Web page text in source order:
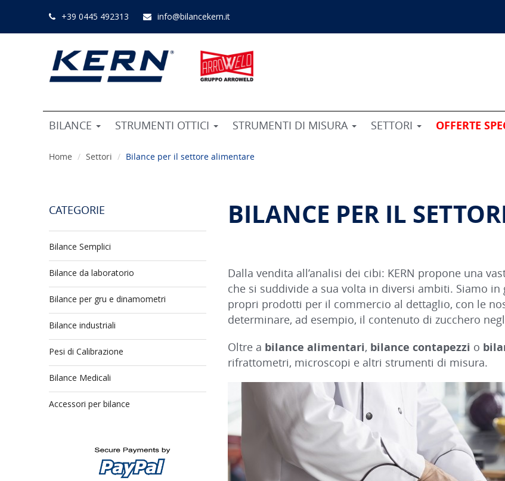
+39 0445 492313 info@bilancekern.it
BILANCE STRUMENTI OTTICI STRUMENTI DI MISURA SETTORI OFFERTE
Home Settori Bilance per il settore alimentare
CATEGORIE
Bilance Semplici
Bilance da laboratorio
Bilance per gru e dinamometri
Bilance industriali
Pesi di Calibrazione
Bilance Medicali
Accessori per bilance
BILANCE PER IL
Dalla vendita all’analisi dei cibi: KERN propone una
che si suddivide a sua volta in diversi ambiti. Siamo
propri prodotti per il commercio al dettaglio, con le
determinare, ad esempio, il contenuto di zucchero
Oltre a bilance alimentari, bilance contapezzi o
rifrattometri, microscopi e altri strumenti di misura.